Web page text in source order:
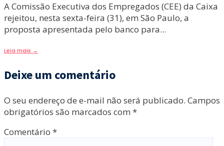
A Comissão Executiva dos Empregados (CEE) da Caixa
rejeitou, nesta sexta-feira (31), em São Paulo, a
proposta apresentada pelo banco para...
Leia mais →
Deixe um comentário
O seu endereço de e-mail não será publicado. Campos
obrigatórios são marcados com *
Comentário *